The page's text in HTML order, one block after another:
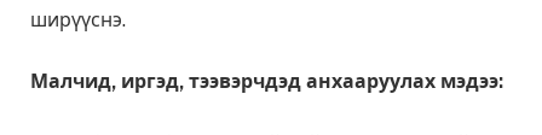
ширүүснэ.
Малчид, иргэд, тээвэрчдэд анхааруулах мэдээ: